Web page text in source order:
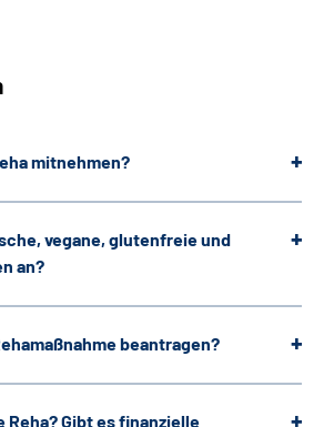
mitnehmen?
vegane, glutenfreie und
an?
beantragen?
Reha? Gibt es finanzielle